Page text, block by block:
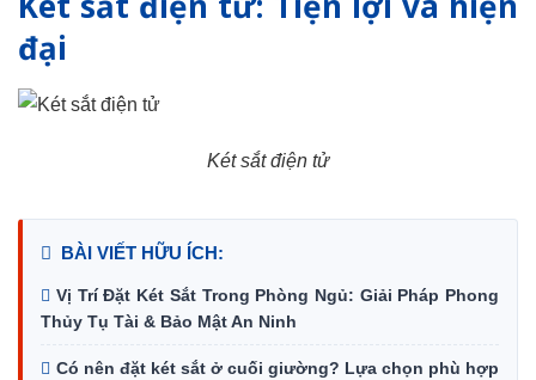
đại
Két sắt điện tử
BÀI VIẾT HỮU ÍCH:
Vị Trí Đặt Két Sắt Trong Phòng Ngủ: Giải Pháp Phong
Thủy Tụ Tài & Bảo Mật An Ninh
Có nên đặt két sắt ở cuối giường? Lựa chọn phù hợp